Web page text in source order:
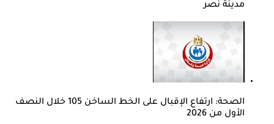
مدينة نصر
الصحة: ارتفاع الإقبال على الخط الساخن 105 خلال النصف
الأول من 2026